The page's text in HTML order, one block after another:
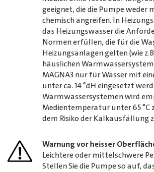
geeignet, die die Pumpe weder
chemisch angreifen. In
das Heizungswasser die
Normen erfüllen, die für die
Heizungsanlagen gelten (wie
häuslichen
MAGNA3 nur für Wasser mit
unter ca. 14 °dH eingesetzt
Warmwassersystemen wird
Medientemperatur unter 65 °C
dem Risiko der Kalkausfällung
Warnung vor heisser
Leichtere oder mittelschwere
Stellen Sie die Pumpe so auf,